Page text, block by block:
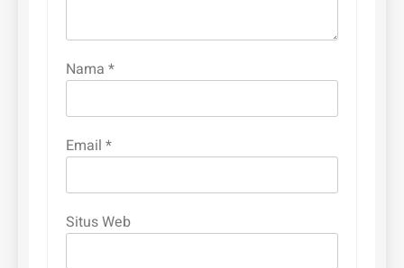
Nama *
Email *
Situs Web